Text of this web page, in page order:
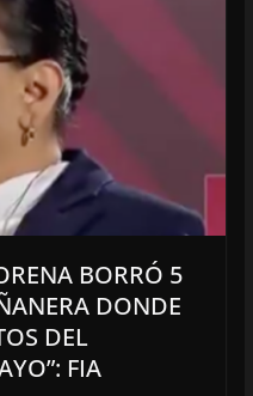
BORRÓ 5
DONDE
DEL
FIA